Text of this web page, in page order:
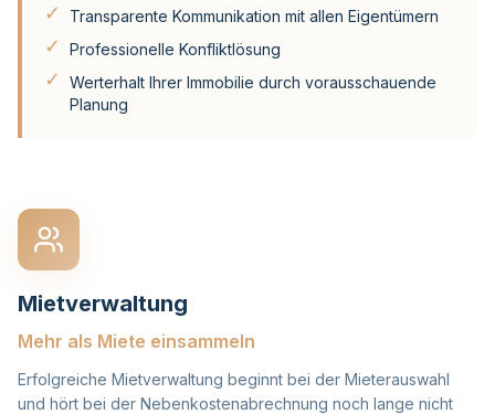
✓ Transparente Kommunikation mit allen Eigentümern
✓ Professionelle Konfliktlösung
✓
Werterhalt Ihrer Immobilie durch vorausschauende
Planung
Mietverwaltung
Mehr als Miete einsammeln
Erfolgreiche Mietverwaltung beginnt bei der Mieterauswahl
und hört bei der Nebenkostenabrechnung noch lange nicht